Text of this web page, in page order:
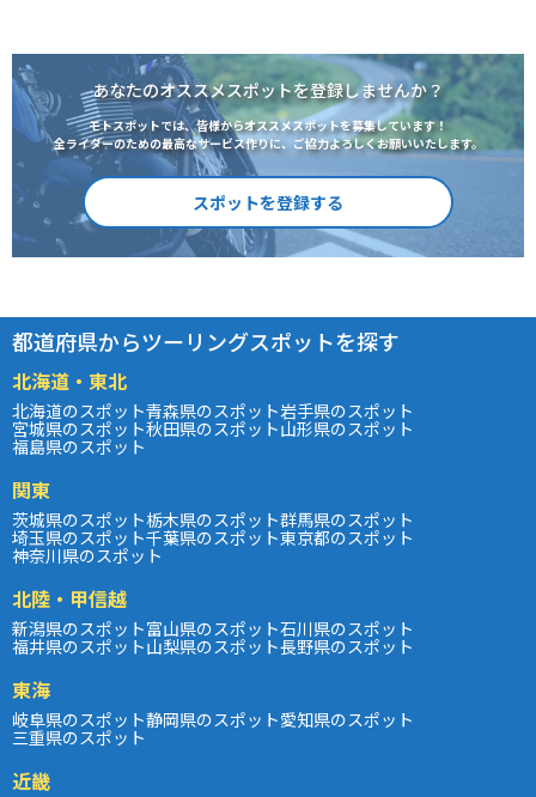
あなたのオススメスポットを登録しませんか？
モトスポットでは、皆様からオススメスポットを募集しています！
全ライダーのための最高なサービス作りに、ご協力よろしくお願いいたします。
スポットを登録する
都道府県からツーリングスポットを探す
北海道・東北
北海道のスポット青森県のスポット岩手県のスポット
宮城県のスポット秋田県のスポット山形県のスポット
福島県のスポット
関東
茨城県のスポット栃木県のスポット群馬県のスポット
埼玉県のスポット千葉県のスポット東京都のスポット
神奈川県のスポット
北陸・甲信越
新潟県のスポット富山県のスポット石川県のスポット
福井県のスポット山梨県のスポット長野県のスポット
東海
岐阜県のスポット静岡県のスポット愛知県のスポット
三重県のスポット
近畿